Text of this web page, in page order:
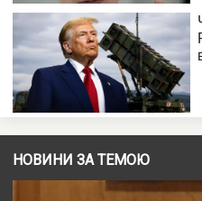
НОВИНИ ЗА ТЕМОЮ